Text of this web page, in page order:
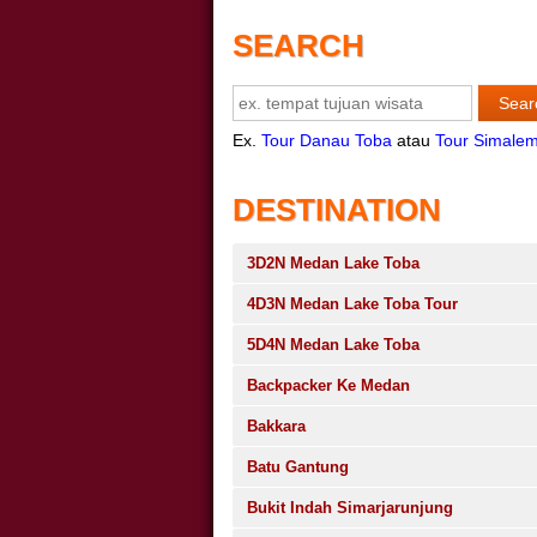
SEARCH
Ex. Tour Danau Toba atau Tour
DESTINATION
3D2N Medan Lake Toba
4D3N Medan Lake Toba Tour
5D4N Medan Lake Toba
Backpacker Ke Medan
Bakkara
Batu Gantung
Bukit Indah Simarjarunjung